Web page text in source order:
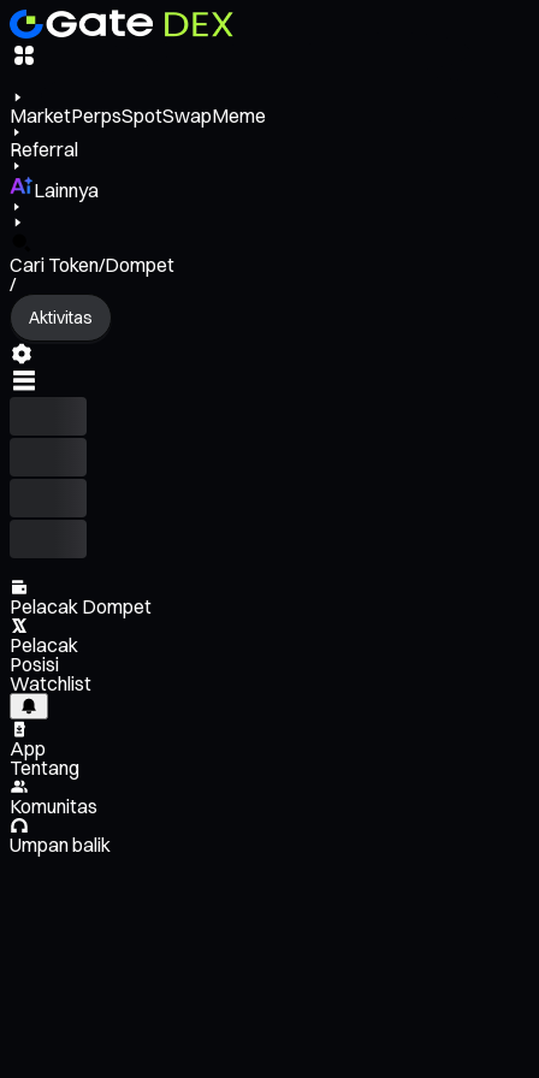
MarketPerpsSpotSwapMeme
Referral
Lainnya
Cari Token/Dompet
/
Aktivitas
Pelacak Dompet
Pelacak
Posisi
Watchlist
App
Tentang
Komunitas
Umpan balik